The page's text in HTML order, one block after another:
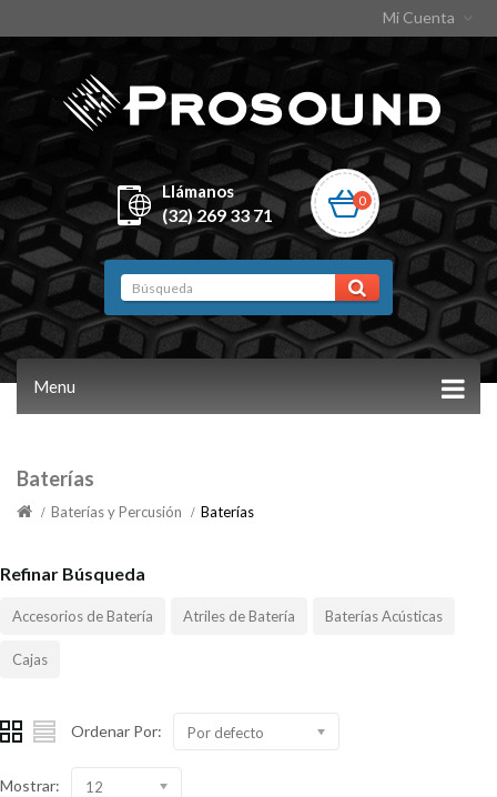
Mi Cuenta
Llámanos
(32) 269 33 71
0
Menu
Baterías
Baterías y Percusión Baterías
Refinar Búsqueda
Accesorios de Batería Atriles de Batería Baterías Acústicas
Cajas
Ordenar Por: Por defecto
Mostrar: 12